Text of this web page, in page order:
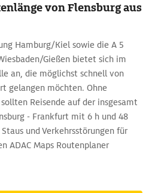
von Flensburg aus
Hamburg/Kiel sowie die A 5
Gießen bietet sich im
an, die möglichst schnell von
gelangen möchten. Ohne
Reisende auf der insgesamt
- Frankfurt mit 6 h und 48
und Verkehrsstörungen für
ADAC Maps Routenplaner